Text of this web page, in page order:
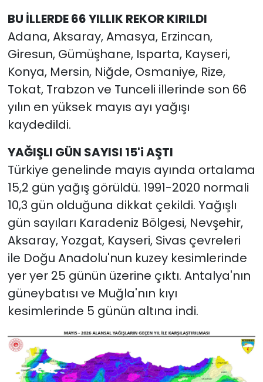
BU İLLERDE 66 YILLIK REKOR KIRILDI
Adana, Aksaray, Amasya, Erzincan,
Giresun, Gümüşhane, Isparta, Kayseri,
Konya, Mersin, Niğde, Osmaniye, Rize,
Tokat, Trabzon ve Tunceli illerinde son 66
yılın en yüksek mayıs ayı yağışı
kaydedildi.
YAĞIŞLI GÜN SAYISI 15'i AŞTI
Türkiye genelinde mayıs ayında ortalama
15,2 gün yağış görüldü. 1991-2020 normali
10,3 gün olduğuna dikkat çekildi. Yağışlı
gün sayıları Karadeniz Bölgesi, Nevşehir,
Aksaray, Yozgat, Kayseri, Sivas çevreleri
ile Doğu Anadolu'nun kuzey kesimlerinde
yer yer 25 günün üzerine çıktı. Antalya'nın
güneybatısı ve Muğla'nın kıyı
kesimlerinde 5 günün altına indi.